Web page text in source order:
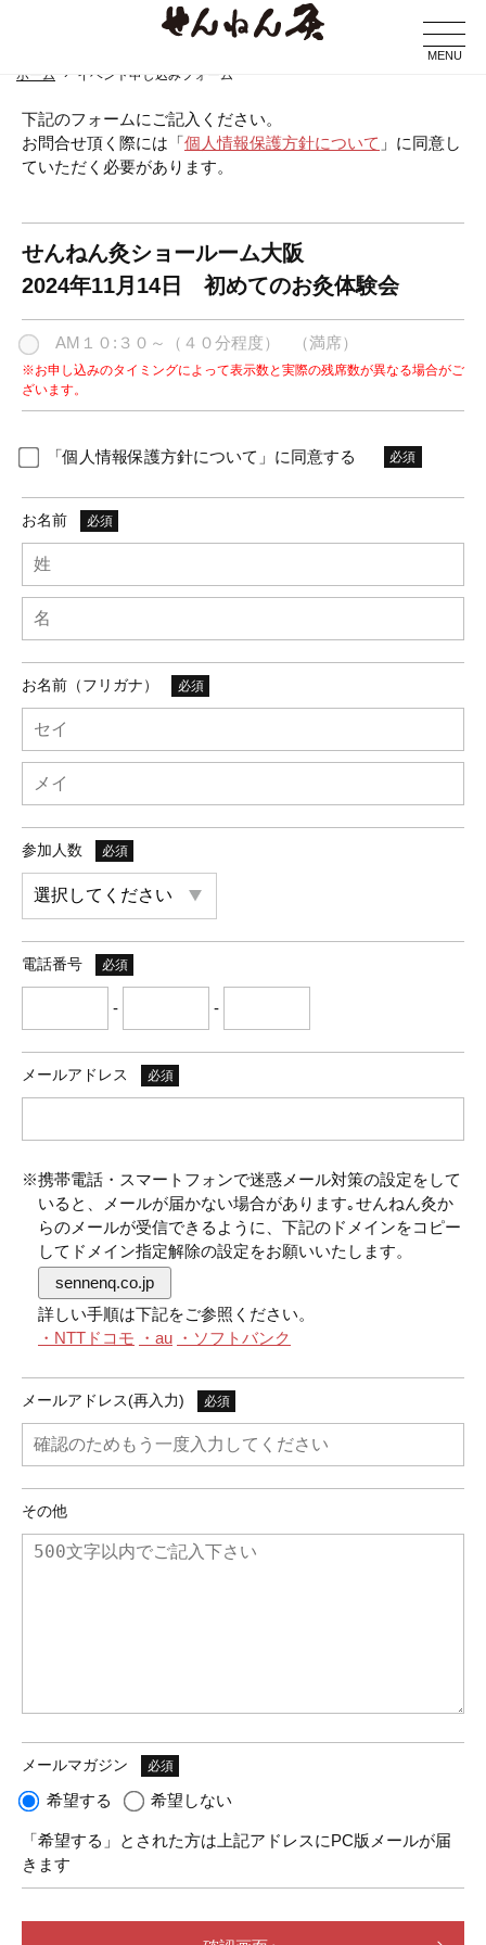
MENU
ホーム イベント申し込みフォーム
下記のフォームにご記入ください。
お問合せ頂く際には「個人情報保護方針について 」に同意し
ていただく必要があります。
せんねん灸ショールーム大阪
2024年11月14日 初めてのお灸体験会
AM１０:３０～（４０分程度） （満席）
※お申し込みのタイミングによって表示数と実際の残席数が異なる場合がご
ざいます。
「個人情報保護方針について」に同意する 必須
お名前 必須
お名前（フリガナ） 必須
参加人数 必須
電話番号 必須
- -
メールアドレス 必須
※携帯電話・スマートフォンで迷惑メール対策の設定をして
いると、メールが届かない場合があります｡せんねん灸か
らのメールが受信できるように、下記のドメインをコピー
してドメイン指定解除の設定をお願いいたします。
sennenq.co.jp
詳しい手順は下記をご参照ください。
・NTTドコモ
・au ・ソフトバンク
メールアドレス(再入力) 必須
その他
メールマガジン 必須
希望する 希望しない
「希望する」とされた方は上記アドレスにPC版メールが届
きます